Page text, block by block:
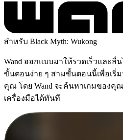
สำหรับ Black Myth: Wukong
Wand ออกแบบมาให้รวดเร็วและลื่
ขั้นตอนง่าย ๆ สามขั้นตอนนี้เพื่อเริ่
คุณ โดย Wand จะค้นหาเกมของ
เครื่องมือได้ทันที